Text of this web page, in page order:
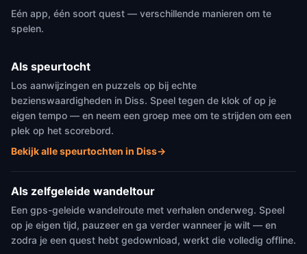
Eén app, één soort quest — verschillende manieren om te
spelen.
Als speurtocht
Los aanwijzingen en puzzels op bij echte
bezienswaardigheden in Diss. Speel tegen de klok of op je
eigen tempo — en neem een groep mee om te strijden om een
plek op het scorebord.
Bekijk alle speurtochten in Diss→
Als zelfgeleide wandeltour
Een gps-geleide wandelroute met verhalen onderweg. Speel
op je eigen tijd, pauzeer en ga verder wanneer je wilt — en
zodra je een quest hebt gedownload, werkt die volledig offline.